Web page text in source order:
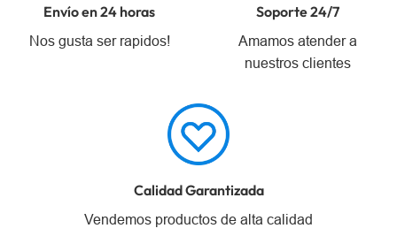
Envío en 24 horas
Nos gusta ser rapidos!
Soporte 24/7
Amamos atender a
nuestros clientes
Calidad Garantizada
Vendemos productos de alta calidad